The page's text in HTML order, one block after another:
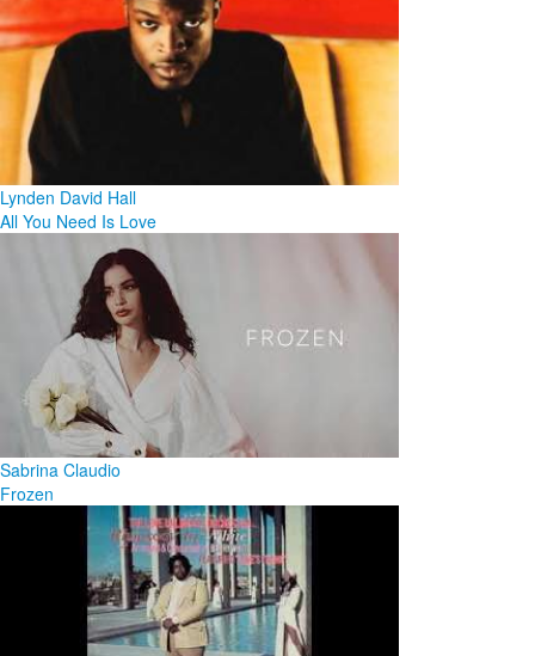
Lynden David Hall
All You Need Is Love
Sabrina Claudio
Frozen